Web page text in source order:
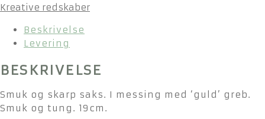
Kreative redskaber
Beskrivelse
Levering
BESKRIVELSE
Smuk og skarp saks. I messing med ‘guld’ greb.
Smuk og tung. 19cm.